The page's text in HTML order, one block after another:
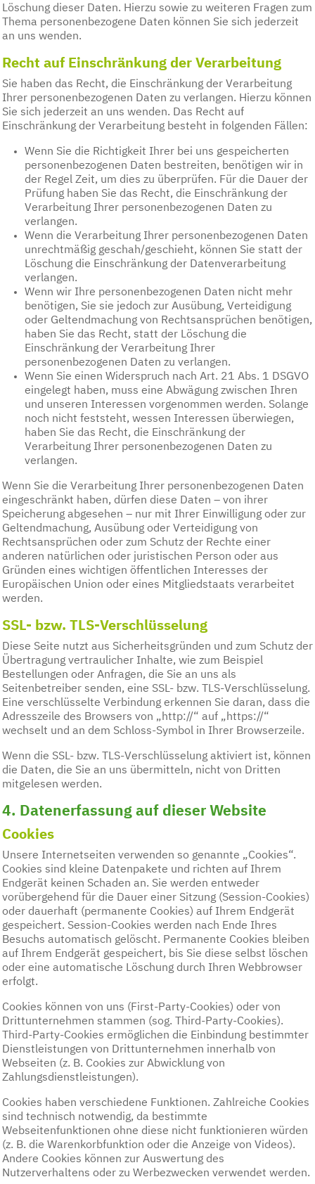
Löschung dieser Daten. Hierzu sowie zu weiteren Fragen zum
Thema personenbezogene Daten können Sie sich jederzeit
an uns wenden.
Recht auf Einschränkung der Verarbeitung
Sie haben das Recht, die Einschränkung der Verarbeitung
Ihrer personenbezogenen Daten zu verlangen. Hierzu können
Sie sich jederzeit an uns wenden. Das Recht auf
Einschränkung der Verarbeitung besteht in folgenden Fällen:
Wenn Sie die Richtigkeit Ihrer bei uns gespeicherten
personenbezogenen Daten bestreiten, benötigen wir in
der Regel Zeit, um dies zu überprüfen. Für die Dauer der
Prüfung haben Sie das Recht, die Einschränkung der
Verarbeitung Ihrer personenbezogenen Daten zu
verlangen.
Wenn die Verarbeitung Ihrer personenbezogenen Daten
unrechtmäßig geschah/geschieht, können Sie statt der
Löschung die Einschränkung der Datenverarbeitung
verlangen.
Wenn wir Ihre personenbezogenen Daten nicht mehr
benötigen, Sie sie jedoch zur Ausübung, Verteidigung
oder Geltendmachung von Rechtsansprüchen benötigen,
haben Sie das Recht, statt der Löschung die
Einschränkung der Verarbeitung Ihrer
personenbezogenen Daten zu verlangen.
Wenn Sie einen Widerspruch nach Art. 21 Abs. 1 DSGVO
eingelegt haben, muss eine Abwägung zwischen Ihren
und unseren Interessen vorgenommen werden. Solange
noch nicht feststeht, wessen Interessen überwiegen,
haben Sie das Recht, die Einschränkung der
Verarbeitung Ihrer personenbezogenen Daten zu
verlangen.
Wenn Sie die Verarbeitung Ihrer personenbezogenen Daten
eingeschränkt haben, dürfen diese Daten – von ihrer
Speicherung abgesehen – nur mit Ihrer Einwilligung oder zur
Geltendmachung, Ausübung oder Verteidigung von
Rechtsansprüchen oder zum Schutz der Rechte einer
anderen natürlichen oder juristischen Person oder aus
Gründen eines wichtigen öffentlichen Interesses der
Europäischen Union oder eines Mitgliedstaats verarbeitet
werden.
SSL- bzw. TLS-Verschlüsselung
Diese Seite nutzt aus Sicherheitsgründen und zum Schutz der
Übertragung vertraulicher Inhalte, wie zum Beispiel
Bestellungen oder Anfragen, die Sie an uns als
Seitenbetreiber senden, eine SSL- bzw. TLS-Verschlüsselung.
Eine verschlüsselte Verbindung erkennen Sie daran, dass die
Adresszeile des Browsers von „http://“ auf „https://“
wechselt und an dem Schloss-Symbol in Ihrer Browserzeile.
Wenn die SSL- bzw. TLS-Verschlüsselung aktiviert ist, können
die Daten, die Sie an uns übermitteln, nicht von Dritten
mitgelesen werden.
4. Datenerfassung auf dieser Website
Cookies
Unsere Internetseiten verwenden so genannte „Cookies“.
Cookies sind kleine Datenpakete und richten auf Ihrem
Endgerät keinen Schaden an. Sie werden entweder
vorübergehend für die Dauer einer Sitzung (Session-Cookies)
oder dauerhaft (permanente Cookies) auf Ihrem Endgerät
gespeichert. Session-Cookies werden nach Ende Ihres
Besuchs automatisch gelöscht. Permanente Cookies bleiben
auf Ihrem Endgerät gespeichert, bis Sie diese selbst löschen
oder eine automatische Löschung durch Ihren Webbrowser
erfolgt.
Cookies können von uns (First-Party-Cookies) oder von
Drittunternehmen stammen (sog. Third-Party-Cookies).
Third-Party-Cookies ermöglichen die Einbindung bestimmter
Dienstleistungen von Drittunternehmen innerhalb von
Webseiten (z. B. Cookies zur Abwicklung von
Zahlungsdienstleistungen).
Cookies haben verschiedene Funktionen. Zahlreiche Cookies
sind technisch notwendig, da bestimmte
Webseitenfunktionen ohne diese nicht funktionieren würden
(z. B. die Warenkorbfunktion oder die Anzeige von Videos).
Andere Cookies können zur Auswertung des
Nutzerverhaltens oder zu Werbezwecken verwendet werden.